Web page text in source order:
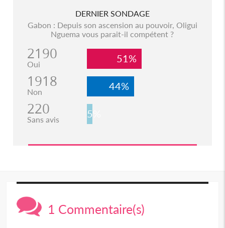
DERNIER SONDAGE
Gabon : Depuis son ascension au pouvoir, Oligui
Nguema vous parait-il compétent ?
2190
Oui 51%
1918
Non 44%
220
Sans avis 5%
1 Commentaire(s)